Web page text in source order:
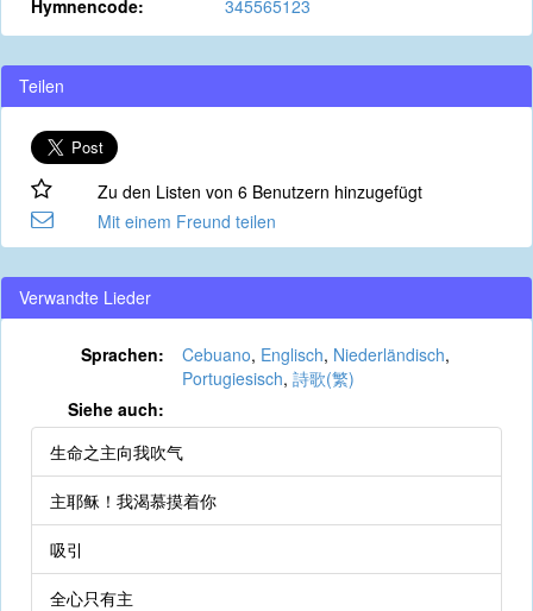
Hymnencode:
345565123
Teilen
Zu den Listen von 6 Benutzern hinzugefügt
Mit einem Freund teilen
Verwandte Lieder
Sprachen: Cebuano, Englisch, Niederländisch,
Portugiesisch, 詩歌(繁)
Siehe auch:
生命之主向我吹气
主耶稣！我渴慕摸着你
吸引
全心只有主